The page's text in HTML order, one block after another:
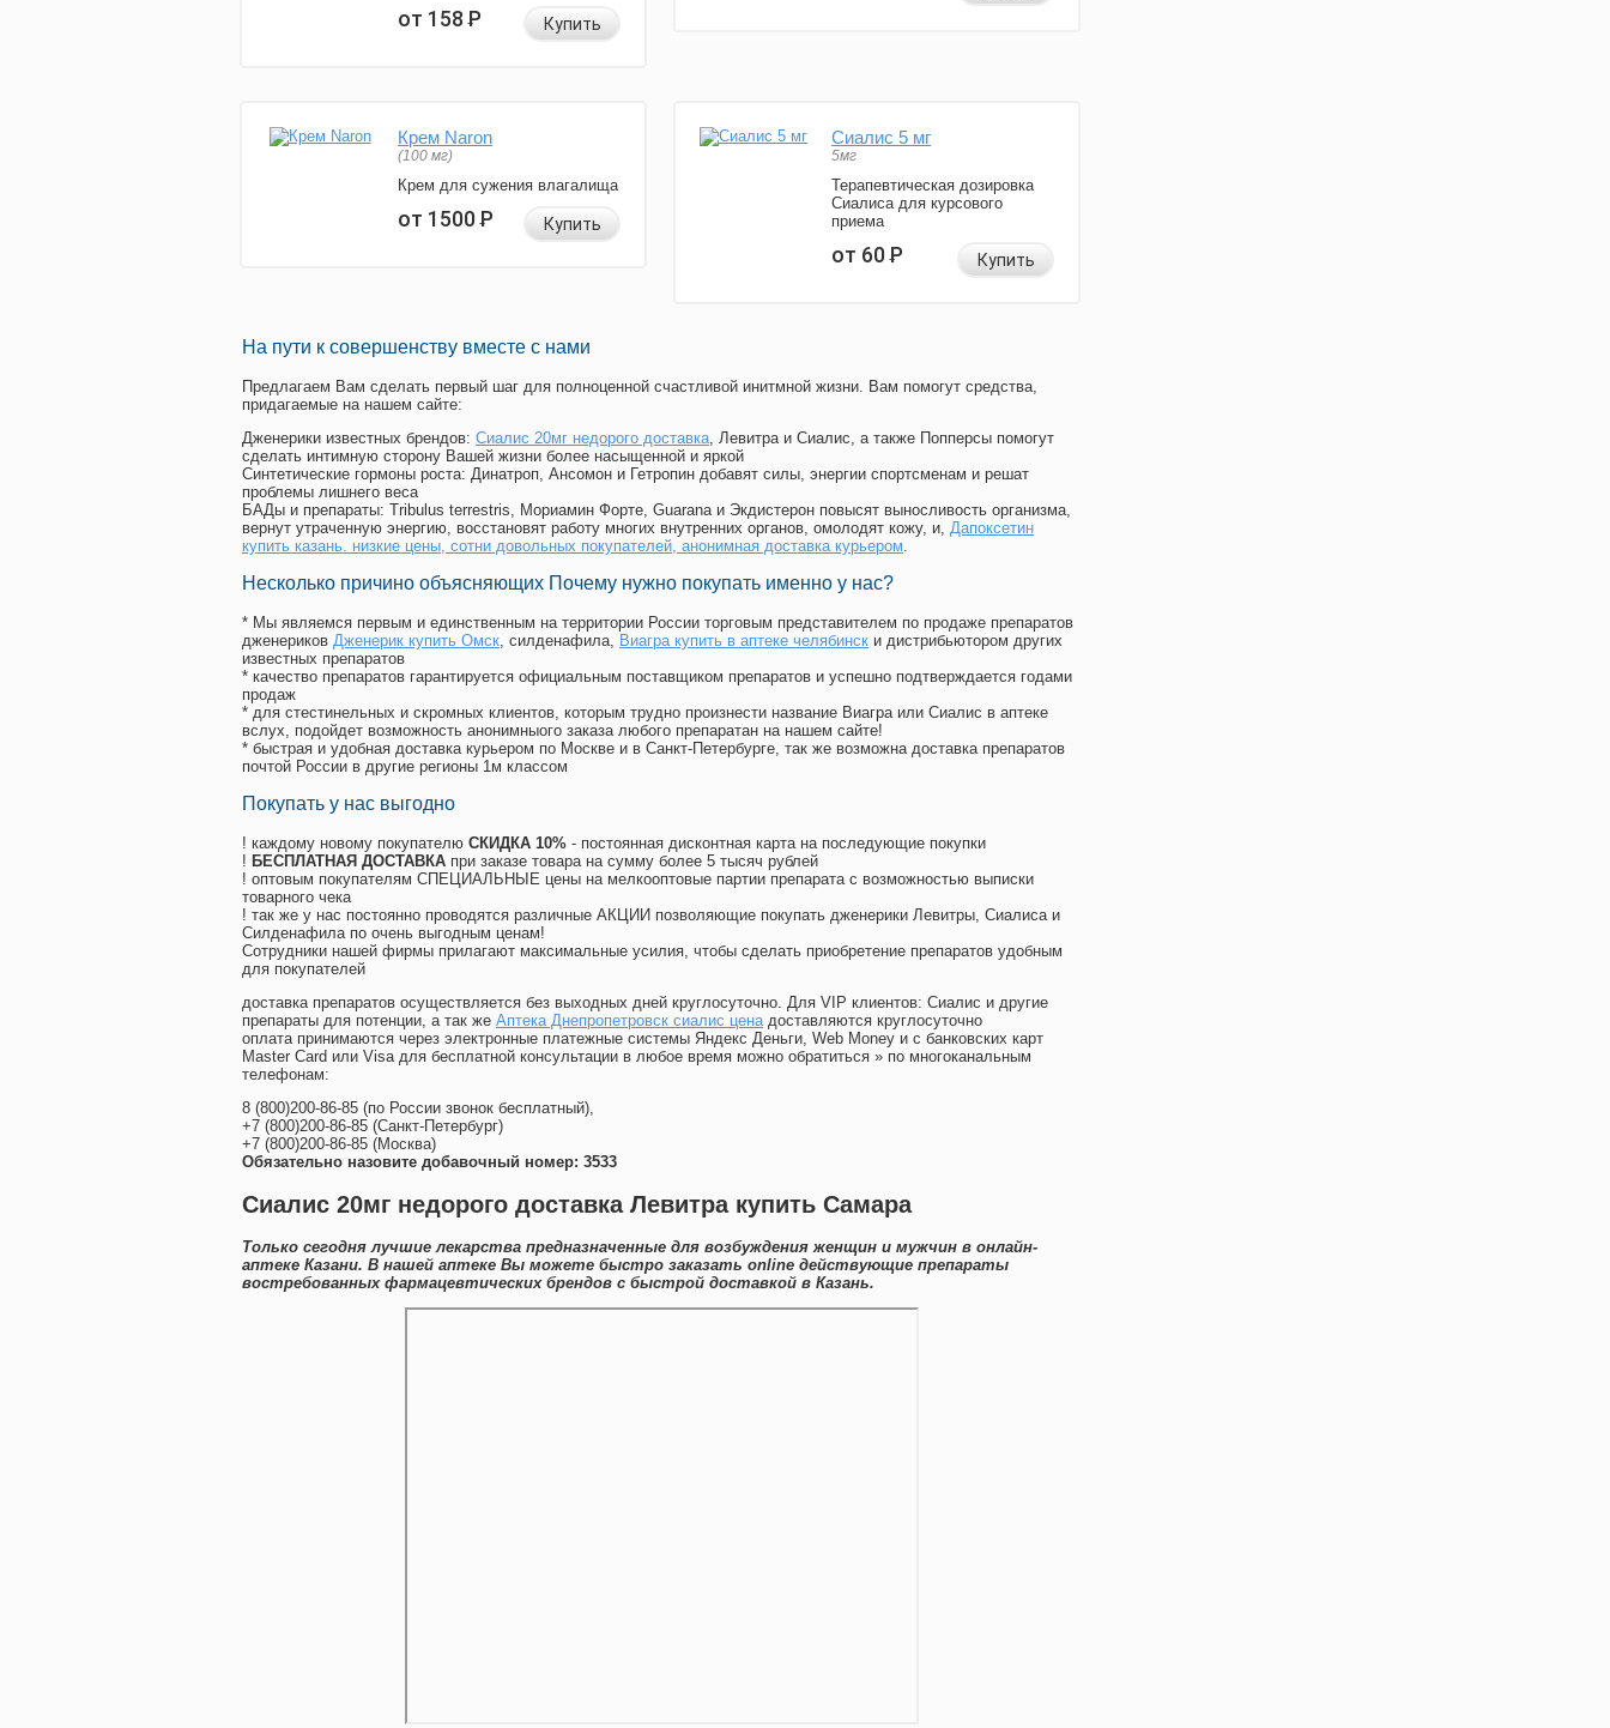
от 158Р Купить
Крем Naron
(100 мг)
Крем для сужения влагалища
от 1500Р Купить
Сиалис 5 мг
5мг
Терапевтическая дозировка
Сиалиса для курсового
приема
от 60Р Купить
На пути к совершенству вместе с нами
Предлагаем Вам сделать первый шаг для полноценной счастливой инитмной жизни. Вам помогут средства,
придагаемые на нашем сайте:
Дженерики известных брендов: Сиалис 20мг недорого доставка, Левитра и Сиалис, а также Попперсы помогут
сделать интимную сторону Вашей жизни более насыщенной и яркой
Синтетические гормоны роста: Динатроп, Ансомон и Гетропин добавят силы, энергии спортсменам и решат
проблемы лишнего веса
БАДы и препараты: Tribulus terrestris, Мориамин Форте, Guarana и Экдистерон повысят выносливость организма,
вернут утраченную энергию, восстановят работу многих внутренних органов, омолодят кожу, и, Дапоксетин
купить казань. низкие цены, сотни довольных покупателей, анонимная доставка курьером.
Несколько причино объясняющих Почему нужно покупать именно у нас?
* Мы являемся первым и единственным на территории России торговым представителем по продаже препаратов
дженериков Дженерик купить Омск, силденафила, Виагра купить в аптеке челябинск и дистрибьютором других
известных препаратов
* качество препаратов гарантируется официальным поставщиком препаратов и успешно подтверждается годами
продаж
* для стестинельных и скромных клиентов, которым трудно произнести название Виагра или Сиалис в аптеке
вслух, подойдет возможность анонимныого заказа любого препаратан на нашем сайте!
* быстрая и удобная доставка курьером по Москве и в Санкт-Петербурге, так же возможна доставка препаратов
почтой России в другие регионы 1м классом
Покупать у нас выгодно
! каждому новому покупателю СКИДКА 10% - постоянная дисконтная карта на последующие покупки
! БЕСПЛАТНАЯ ДОСТАВКА при заказе товара на сумму более 5 тысяч рублей
! оптовым покупателям СПЕЦИАЛЬНЫЕ цены на мелкооптовые партии препарата с возможностью выписки
товарного чека
! так же у нас постоянно проводятся различные АКЦИИ позволяющие покупать дженерики Левитры, Сиалиса и
Силденафила по очень выгодным ценам!
Cотрудники нашей фирмы прилагают максимальные усилия, чтобы сделать приобретение препаратов удобным
для покупателей
доставка препаратов осуществляется без выходных дней круглосуточно. Для VIP клиентов: Сиалис и другие
препараты для потенции, а так же Аптека Днепропетровск сиалис ценадоставляются круглосуточно
оплата принимаются через электронные платежные системы Яндекс Деньги, Web Money и с банковских карт
Master Card или Visa для бесплатной консультации в любое время можно обратиться » по многоканальным
телефонам:
8 (800)200-86-85 (по России звонок бесплатный),
+7 (800)200-86-85 (Санкт-Петербург)
+7 (800)200-86-85 (Москва)
Обязательно назовите добавочный номер: 3533
Сиалис 20мг недорого доставка Левитра купить Самара
Только сегодня лучшие лекарства предназначенные для возбуждения женщин и мужчин в онлайн-
аптеке Казани. В нашей аптеке Вы можете быстро заказать online действующие препараты
востребованных фармацевтических брендов с быстрой доставкой в Казань.